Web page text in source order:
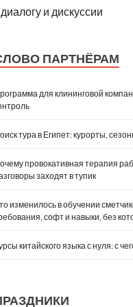
диалогу и дискуссии
ПАРТНЁРАМ
для клининговой
тура в Египет: курорты,
провокативная терапия
заходят в тупик
изменилось в обучении
софт и навыки, без
китайского языка с нуля: с